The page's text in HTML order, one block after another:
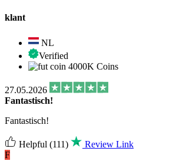
klant
NL
Verified
4000K Coins
27.05.2026
Fantastisch!
Fantastisch!
Helpful (111)
Review Link
F